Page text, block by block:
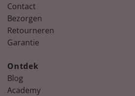
Contact
Bezorgen
Retourneren
Garantie
Ontdek
Blog
Academy